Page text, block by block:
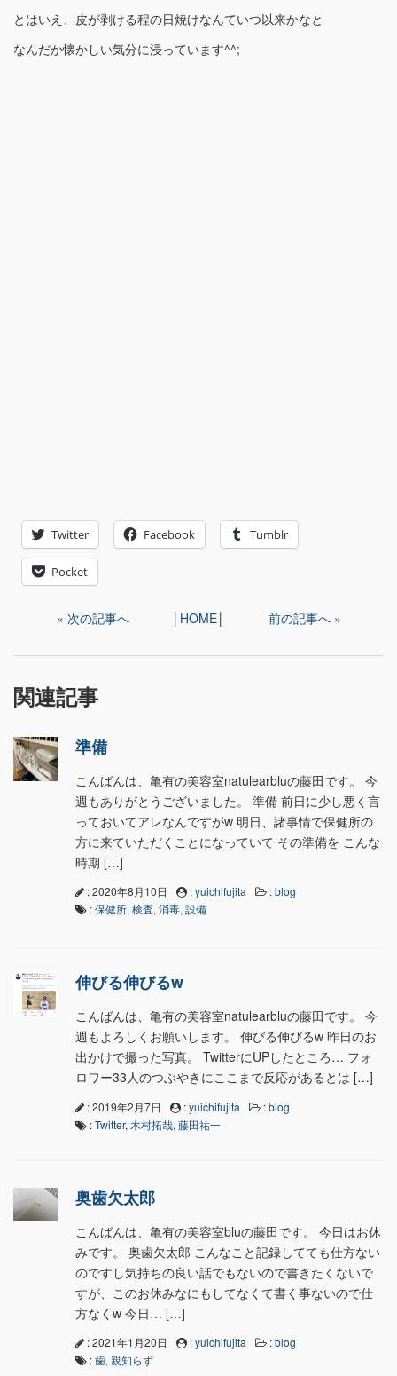
とはいえ、皮が剥ける程の日焼けなんていつ以来かなと
なんだか懐かしい気分に浸っています^^;
Twitter Facebook Tumblr
Pocket
« 次の記事へ │ HOME│ 前の記事へ »
関連記事
準備
こんばんは、亀有の美容室natulearbluの藤田です。 今
週もありがとうございました。 準備 前日に少し悪く言
っておいてアレなんですがw 明日、諸事情で保健所の
方に来ていただくことになっていて その準備を こんな
時期 […]
: 2020年8月10日 :yuichifujita :blog
:保健所, 検査, 消毒, 設備
伸びる伸びるw
こんばんは、亀有の美容室natulearbluの藤田です。 今
週もよろしくお願いします。 伸びる伸びるw 昨日のお
出かけで撮った写真。 TwitterにUPしたところ… フォ
ロワー33人のつぶやきにここまで反応があるとは […]
: 2019年2月7日 :yuichifujita :blog
:Twitter, 木村拓哉, 藤田祐一
奥歯欠太郎
こんばんは、亀有の美容室bluの藤田です。 今日はお休
みです。 奥歯欠太郎 こんなこと記録してても仕方ない
のですし気持ちの良い話でもないので書きたくないで
すが、このお休みなにもしてなくて書く事ないので仕
方なくw 今日… […]
: 2021年1月20日 :yuichifujita :blog
:歯, 親知らず